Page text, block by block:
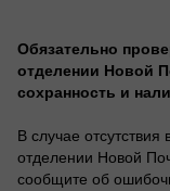
Обязательно
отделении Новой
сохранность и
В случае отсутствия
отделении Новой
сообщите об